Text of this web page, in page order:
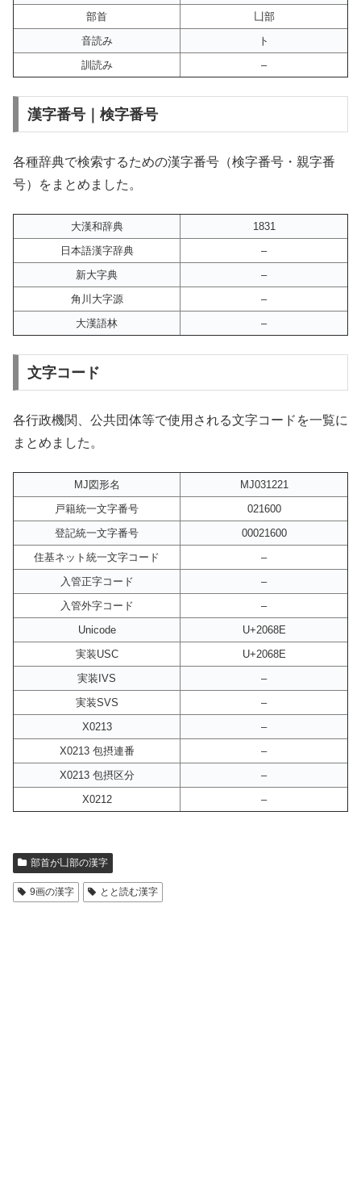
部首
凵部
音読み
ト
訓読み
–
漢字番号｜検字番号
各種辞典で検索するための漢字番号（検字番号・親字番
号）をまとめました。
大漢和辞典
1831
日本語漢字辞典
–
新大字典
–
角川大字源
–
大漢語林
–
文字コード
各行政機関、公共団体等で使用される文字コードを一覧に
まとめました。
MJ図形名
MJ031221
戸籍統一文字番号
021600
登記統一文字番号
00021600
住基ネット統一文字コード
–
入管正字コード
–
入管外字コード
–
Unicode
U+2068E
実装USC
U+2068E
実装IVS
–
実装SVS
–
X0213
–
X0213 包摂連番
–
X0213 包摂区分
–
X0212
–
部首が凵部の漢字
9画の漢字 とと読む漢字